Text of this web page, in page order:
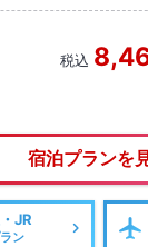
線新富町駅下車徒歩約
税込
宿泊プランを
JR
ン